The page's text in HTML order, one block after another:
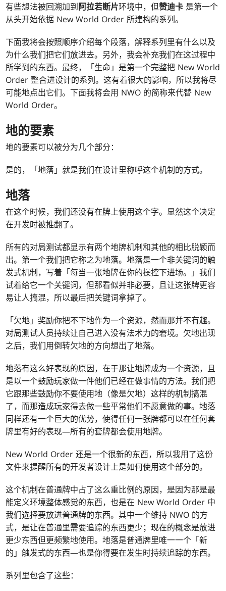
有些想法被回溯加到阿拉若断片环境中，但赞迪卡 是第一个
从头开始依据 New World Order 所建构的系列。
下面我将会按照顺序介绍每个段落，解释系列里有什么以及
为什么我们把它们放进去。另外，我会补充我们在这过程中
所学到的东西。最终，「生命」是第一个完整把 New World
Order 整合进设计的系列。这有着很大的影响，所以我将尽
可能地点出它们。下面我将会用 NWO 的简称来代替 New
World Order。
地的要素
地的要素可以被分为几个部分：
是的，「地落」就是我们在设计里称呼这个机制的方式。
地落
在这个时候，我们还没有在牌上使用这个字。显然这个决定
在开发时被推翻了。
所有的对局测试都显示有两个地牌机制和其他的相比脱颖而
出。第一个我们把它称之为地落。地落是一个非关键词的触
发式机制，写着「每当一张地牌在你的操控下进场。」我们
试着给它一个关键词，但那看似并非必要，且让这张牌更容
易让人搞混，所以最后把关键词拿掉了。
「欠地」奖励你把不下地作为一个资源，然而那并不有趣。
对局测试人员持续让自己进入没有法术力的窘境。欠地出现
之后，我们用倒转欠地的方向想出了地落。
地落有这么好表现的原因，在于那让地牌成为一个资源，且
是以一个鼓励玩家做一件他们已经在做事情的方法。我们把
它跟那些鼓励你不要使用地（像是欠地）这样的机制搞混
了，而那造成玩家得去做一些平常他们不愿意做的事。地落
同样还有一个巨大的优势，使得任何一张牌都可以在任何套
牌里有好的表现—所有的套牌都会使用地牌。
New World Order 还是一个很新的东西，所以我用了这份
文件来提醒所有的开发者设计上是如何使用这个部分的。
这个机制在普通牌中占了这么重比例的原因，是因为那是最
能定义环境整体感觉的东西，也是在 New World Order 中
我们选择要放进普通牌的东西。其中一个维持 NWO 的方
式，是让在普通里需要追踪的东西更少；现在的概念是放进
更少东西但更频繁地使用。地落是普通牌里唯一一个「新
的」触发式的东西—也是你得要在发生时持续追踪的东西。
系列里包含了这些：